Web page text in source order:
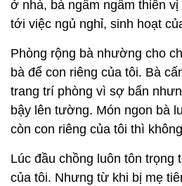
ở nhà, bà ngấm ngầm thiên
tới việc ngủ nghỉ, sinh hoạt
Phòng rộng bà nhường cho
bà để con riêng của tôi. Bà
trang trí phòng vì sợ bẩn
bậy lên tường. Món ngon bà
còn con riêng của tôi thì
Lúc đầu chồng luôn tôn trọng
của tôi. Nhưng từ khi bị mẹ